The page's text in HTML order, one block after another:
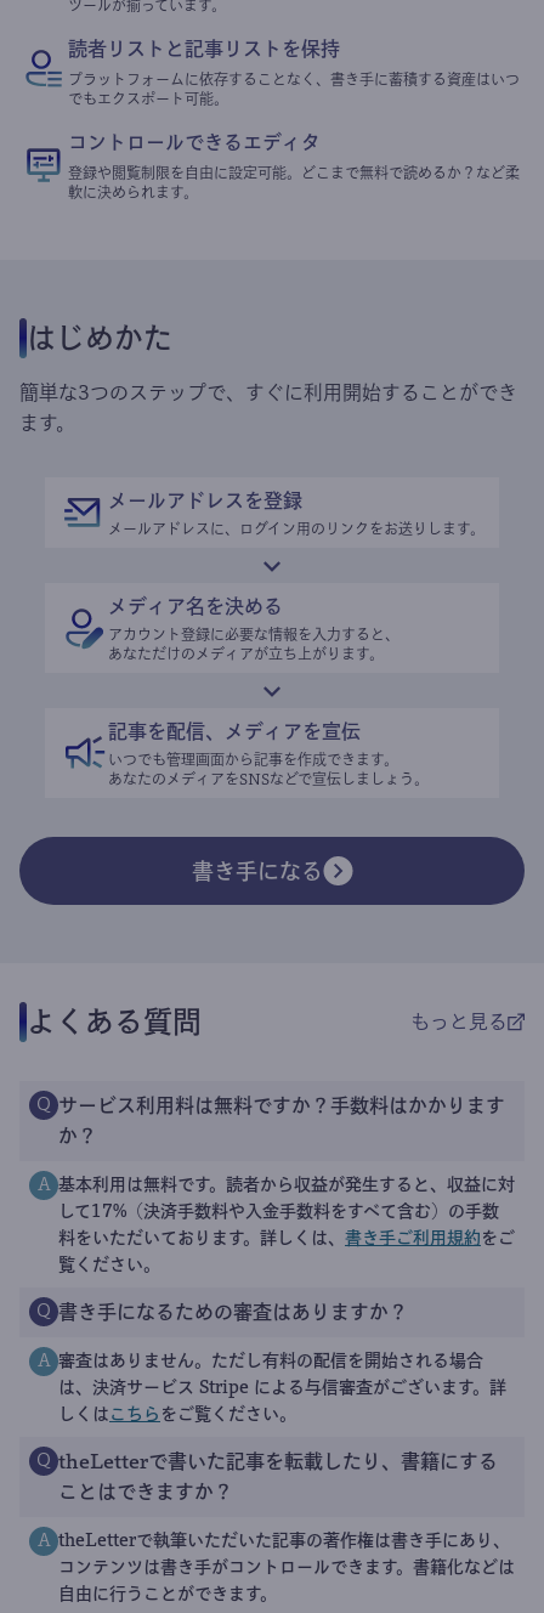
ツールが揃っています。
読者リストと記事リストを保持
プラットフォームに依存することなく、書き手に蓄積する資産はいつ
でもエクスポート可能。
コントロールできるエディタ
登録や閲覧制限を自由に設定可能。どこまで無料で読めるか？など柔
軟に決められます。
はじめかた
簡単な3つのステップで、すぐに利用開始することができ
ます。
メールアドレスを登録
メールアドレスに、ログイン用のリンクをお送りします。
メディア名を決める
アカウント登録に必要な情報を入力すると、
あなただけのメディアが立ち上がります。
記事を配信、メディアを宣伝
いつでも管理画面から記事を作成できます。
あなたのメディアをSNSなどで宣伝しましょう。
書き手になる
よくある質問 もっと見る
Q サービス利用料は無料ですか？手数料はかかります
か？
A 基本利用は無料です。読者から収益が発生すると、収益に対
して17%（決済手数料や入金手数料をすべて含む）の手数
料をいただいております。詳しくは、 書き手ご利用規約 をご
覧ください。
Q 書き手になるための審査はありますか？
A 審査はありません。ただし有料の配信を開始される場合
は、決済サービス Stripe による与信審査がございます。詳
しくは こちら をご覧ください。
Q theLetterで書いた記事を転載したり、書籍にする
ことはできますか？
A theLetterで執筆いただいた記事の著作権は書き手にあり、
コンテンツは書き手がコントロールできます。書籍化などは
自由に行うことができます。